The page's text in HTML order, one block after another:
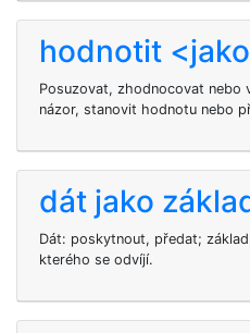
hodnotit
Posuzovat, zhodnocovat nebo
názor, stanovit hodnotu nebo
dát jako
Dát: poskytnout, předat;
kterého se odvíjí.